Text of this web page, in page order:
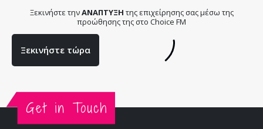
Ξεκινήστε τηνΑΝΑΠΤΥΞΗ της επιχείρησης σας μέσω της
προώθησης της στο Choice FM
Ξεκινήστε τώρα